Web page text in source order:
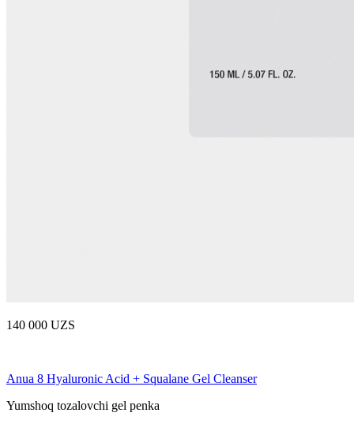
140 000 UZS
Anua 8 Hyaluronic Acid + Squalane Gel Cleanser
Yumshoq tozalovchi gel penka